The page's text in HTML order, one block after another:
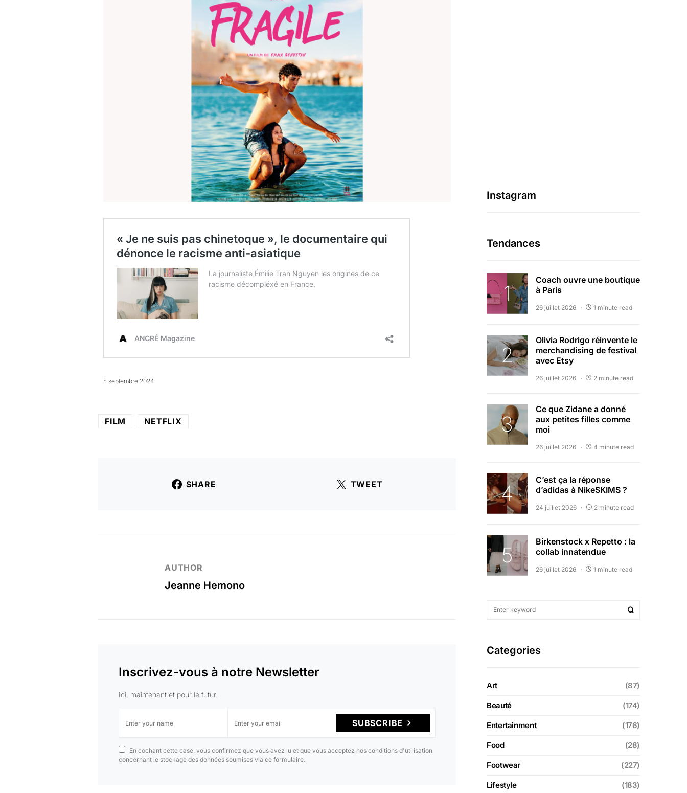
5 septembre 2024
FILM NETFLIX
SHARE TWEET
AUTHOR
Jeanne Hemono
Inscrivez-vous à notre Newsletter
Ici, maintenant et pour le futur.
SUBSCRIBE
En cochant cette case, vous confirmez que vous avez lu et que vous acceptez nos conditions d'utilisation
concernant le stockage des données soumises via ce formulaire.
Instagram
Tendances
Coach ouvre une boutique
à Paris
26 juillet 2026 1 minute read
Olivia Rodrigo réinvente le
merchandising de festival
avec Etsy
26 juillet 2026 2 minute read
Ce que Zidane a donné
aux petites filles comme
moi
26 juillet 2026 4 minute read
C’est ça la réponse
d’adidas à NikeSKIMS ?
24 juillet 2026 2 minute read
Birkenstock x Repetto : la
collab innatendue
26 juillet 2026 1 minute read
Categories
Art (87)
Beauté (174)
Entertainment (176)
Food (28)
Footwear (227)
Lifestyle (183)